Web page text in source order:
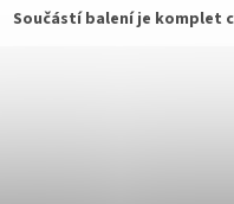
Součástí balení je komplet